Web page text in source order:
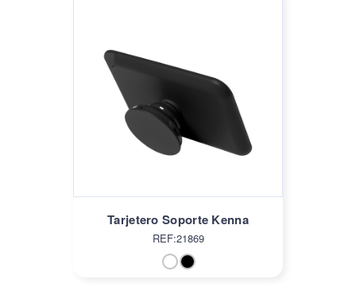
Tarjetero Soporte Kenna
REF:21869